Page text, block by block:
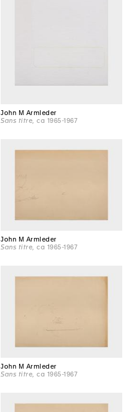
John M Armleder
Sans titre , ca 1965-1967
John M Armleder
Sans titre , ca 1965-1967
John M Armleder
Sans titre , ca 1965-1967